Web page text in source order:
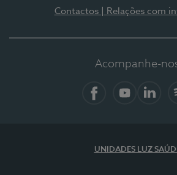
Contactos | Relações com
Acompanhe-
UNIDADES LUZ